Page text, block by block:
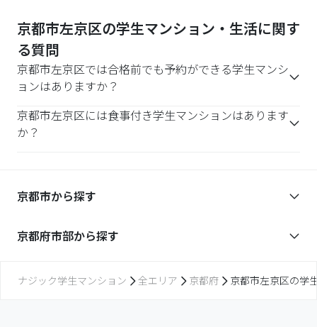
京都市左京区の学生マンション・生活に関す
る質問
京都市左京区では合格前でも予約ができる学生マンシ
ョンはありますか？
京都市左京区には食事付き学生マンションはあります
か？
京都市から探す
京都府市部から探す
ナジック学生マンション 全エリア 京都府 京都市左京区の学